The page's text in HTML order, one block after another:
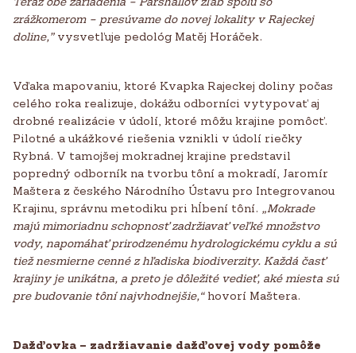
zrážkomerom – presúvame do novej lokality v Rajeckej
doline,”vysvetľuje pedológ Matěj Horáček.
Vďaka mapovaniu, ktoré Kvapka Rajeckej doliny počas
celého roka realizuje, dokážu odborníci vytypovať aj
drobné realizácie v údolí, ktoré môžu krajine pomôcť.
Pilotné a ukážkové riešenia vznikli v údolí riečky
Rybná. V tamojšej mokradnej krajine predstavil
popredný odborník na tvorbu tôní a mokradí, Jaromír
Maštera z českého Národního Ústavu pro Integrovanou
Krajinu, správnu metodiku pri hĺbení tôní. „Mokrade
majú mimoriadnu schopnosť zadržiavať veľké množstvo
vody, napomáhať prirodzenému hydrologickému cyklu a sú
tiež nesmierne cenné z hľadiska biodiverzity. Každá časť
krajiny je unikátna, a preto je dôležité vedieť, aké miesta sú
pre budovanie tôní najvhodnejšie,“hovorí Maštera.
Dažďovka – zadržiavanie dažďovej vody pomôže